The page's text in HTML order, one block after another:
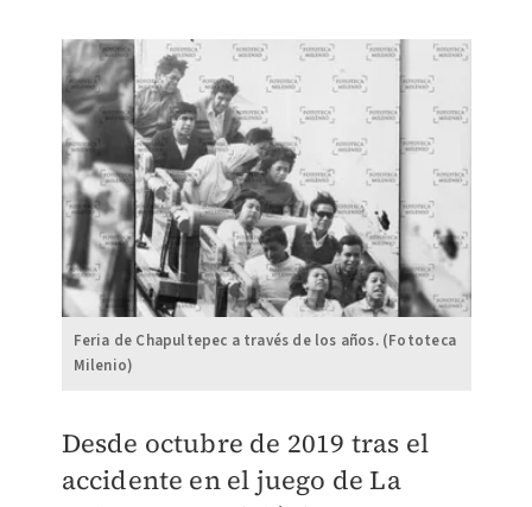
Feria de Chapultepec a través de los años. (Fototeca
Milenio)
Desde octubre de 2019 tras el
accidente en el juego de La